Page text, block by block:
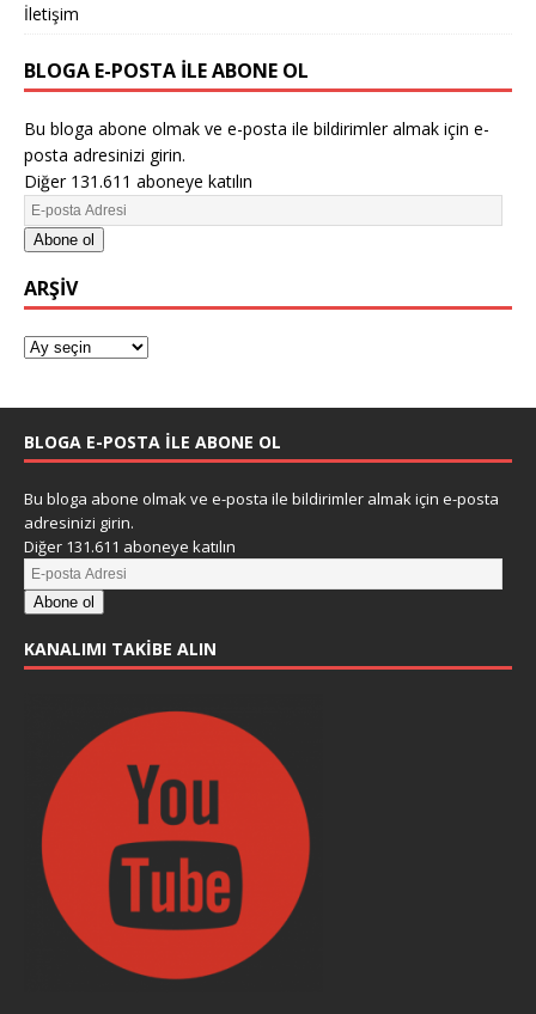
İletişim
BLOGA E-POSTA ILE ABONE OL
Bu bloga abone olmak ve e-posta ile bildirimler almak için e-
posta adresinizi girin.
Diğer 131.611 aboneye katılın
Abone ol
ARŞIV
BLOGA E-POSTA ILE ABONE OL
Bu bloga abone olmak ve e-posta ile bildirimler almak için e-posta
adresinizi girin.
Diğer 131.611 aboneye katılın
Abone ol
KANALIMI TAKIBE ALIN